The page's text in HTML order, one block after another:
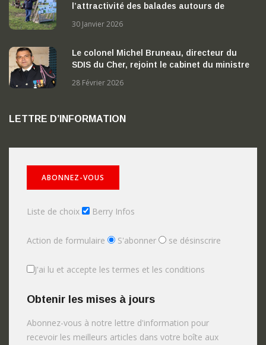
l’attractivité des balades autours de
30 Janvier 2026
Le colonel Michel Bruneau, directeur du
SDIS du Cher, rejoint le cabinet du ministre
28 Février 2026
LETTRE D’INFORMATION
Liste de choix Berry Infos
Action de formulaire S'abonner se désinscrire
J'ai lu et accepte les termes et les conditions
Obtenir les mises à jours
Abonnez-vous à notre lettre d'information pour
recevoir les meilleurs articles dans votre boîte aux